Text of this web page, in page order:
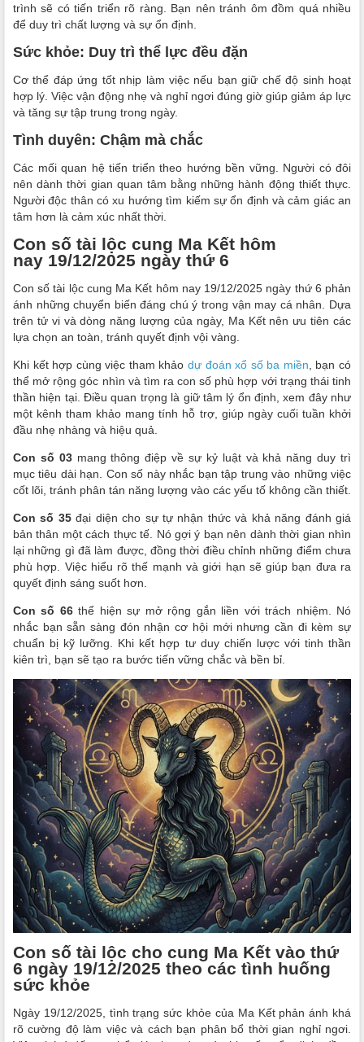
trình sẽ có tiến triển rõ ràng. Bạn nên tránh ôm đồm quá nhiều
để duy trì chất lượng và sự ổn định.
Sức khỏe: Duy trì thể lực đều đặn
Cơ thể đáp ứng tốt nhịp làm việc nếu bạn giữ chế độ sinh hoạt
hợp lý. Việc vận động nhẹ và nghỉ ngơi đúng giờ giúp giảm áp lực
và tăng sự tập trung trong ngày.
Tình duyên: Chậm mà chắc
Các mối quan hệ tiến triển theo hướng bền vững. Người có đôi
nên dành thời gian quan tâm bằng những hành động thiết thực.
Người độc thân có xu hướng tìm kiếm sự ổn định và cảm giác an
tâm hơn là cảm xúc nhất thời.
Con số tài lộc cung Ma Kết hôm
nay 19/12/2025 ngày thứ 6
Con số tài lộc cung Ma Kết hôm nay 19/12/2025 ngày thứ 6 phản
ánh những chuyển biến đáng chú ý trong vận may cá nhân. Dựa
trên tử vi và dòng năng lượng của ngày, Ma Kết nên ưu tiên các
lựa chọn an toàn, tránh quyết định vội vàng.
Khi kết hợp cùng việc tham khảo dự đoán xổ số ba miền , bạn có
thể mở rộng góc nhìn và tìm ra con số phù hợp với trạng thái tinh
thần hiện tại. Điều quan trọng là giữ tâm lý ổn định, xem đây như
một kênh tham khảo mang tính hỗ trợ, giúp ngày cuối tuần khởi
đầu nhẹ nhàng và hiệu quả.
Con số 03mang thông điệp về sự kỷ luật và khả năng duy trì
mục tiêu dài hạn. Con số này nhắc bạn tập trung vào những việc
cốt lõi, tránh phân tán năng lượng vào các yếu tố không cần thiết.
Con số 35đại diện cho sự tự nhận thức và khả năng đánh giá
bản thân một cách thực tế. Nó gợi ý bạn nên dành thời gian nhìn
lại những gì đã làm được, đồng thời điều chỉnh những điểm chưa
phù hợp. Việc hiểu rõ thế mạnh và giới hạn sẽ giúp bạn đưa ra
quyết định sáng suốt hơn.
Con số 66thể hiện sự mở rộng gắn liền với trách nhiệm. Nó
nhắc bạn sẵn sàng đón nhận cơ hội mới nhưng cần đi kèm sự
chuẩn bị kỹ lưỡng. Khi kết hợp tư duy chiến lược với tinh thần
kiên trì, bạn sẽ tạo ra bước tiến vững chắc và bền bỉ.
Con số tài lộc cho cung Ma Kết vào thứ
6 ngày 19/12/2025 theo các tình huống
sức khỏe
Ngày 19/12/2025, tình trạng sức khỏe của Ma Kết phản ánh khá
rõ cường độ làm việc và cách bạn phân bổ thời gian nghỉ ngơi.